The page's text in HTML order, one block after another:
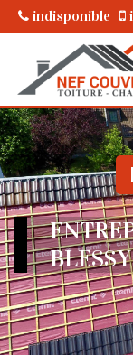
indisponible